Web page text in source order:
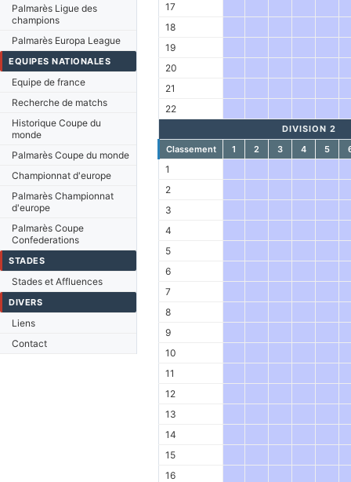
Palmarès Ligue des
champions
Palmarès Europa League
EQUIPES NATIONALES
Equipe de france
Recherche de matchs
Historique Coupe du
monde
Palmarès Coupe du monde
Championnat d'europe
Palmarès Championnat
d'europe
Palmarès Coupe
Confederations
STADES
Stades et Affluences
DIVERS
Liens
Contact
17
18
19
20
21
22
DIVISION 2
Classement
1 2 3 4 5
1
2
3
4
5
6
7
8
9
10
11
12
13
14
15
16